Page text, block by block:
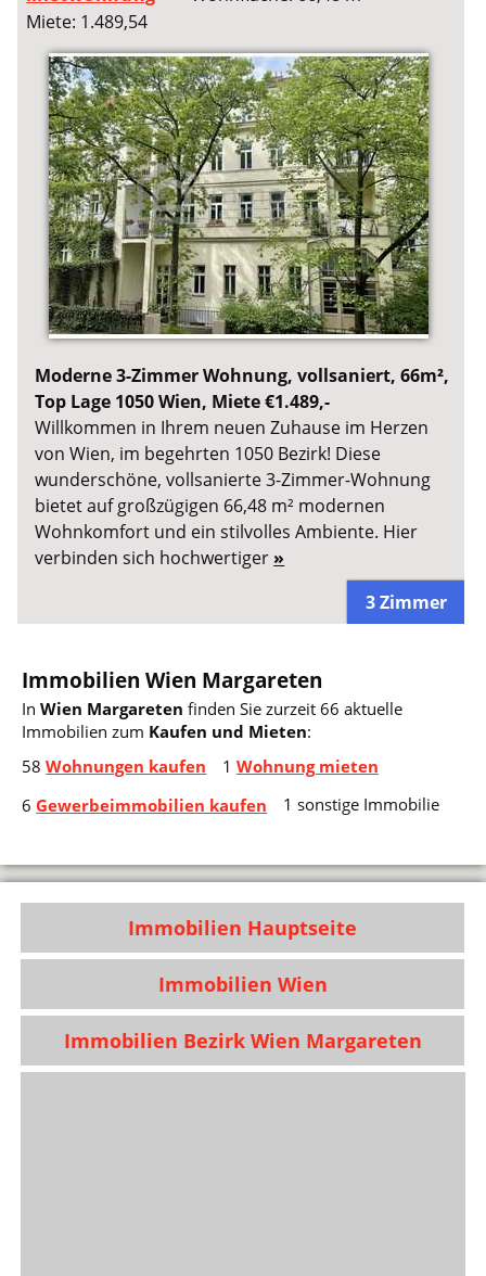
Miete: 1.489,54
Moderne 3-Zimmer Wohnung, vollsaniert, 66m²,
Top Lage 1050 Wien, Miete €1.489,-
Willkommen in Ihrem neuen Zuhause im Herzen
von Wien, im begehrten 1050 Bezirk! Diese
wunderschöne, vollsanierte 3-Zimmer-Wohnung
bietet auf großzügigen 66,48 m² modernen
Wohnkomfort und ein stilvolles Ambiente. Hier
verbinden sich hochwertiger »
3 Zimmer
Immobilien Wien Margareten
InWien Margareten finden Sie zurzeit 66 aktuelle
Immobilien zum Kaufen und Mieten:
58Wohnungen kaufen 1 Wohnung mieten
6Gewerbeimmobilien kaufen 1 sonstige Immobilie
Immobilien Hauptseite
Immobilien Wien
Immobilien Bezirk Wien Margareten